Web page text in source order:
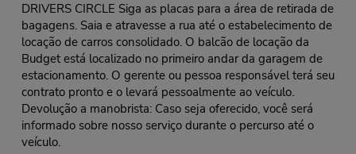
DRIVERS CIRCLE Siga as placas para a área de retirada de
bagagens. Saia e atravesse a rua até o estabelecimento de
locação de carros consolidado. O balcão de locação da
Budget está localizado no primeiro andar da garagem de
estacionamento. O gerente ou pessoa responsável terá seu
contrato pronto e o levará pessoalmente ao veículo.
Devolução a manobrista: Caso seja oferecido, você será
informado sobre nosso serviço durante o percurso até o
veículo.